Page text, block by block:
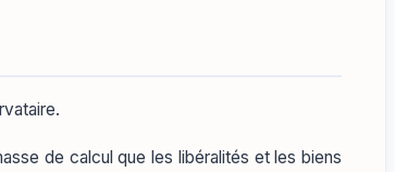
de calcul que les libéralités et les biens